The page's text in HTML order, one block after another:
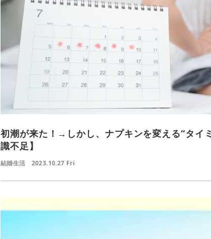
初潮が来た！→しかし、ナプキンを変える“タイ
識不足】
結婚生活 2023.10.27 Fri